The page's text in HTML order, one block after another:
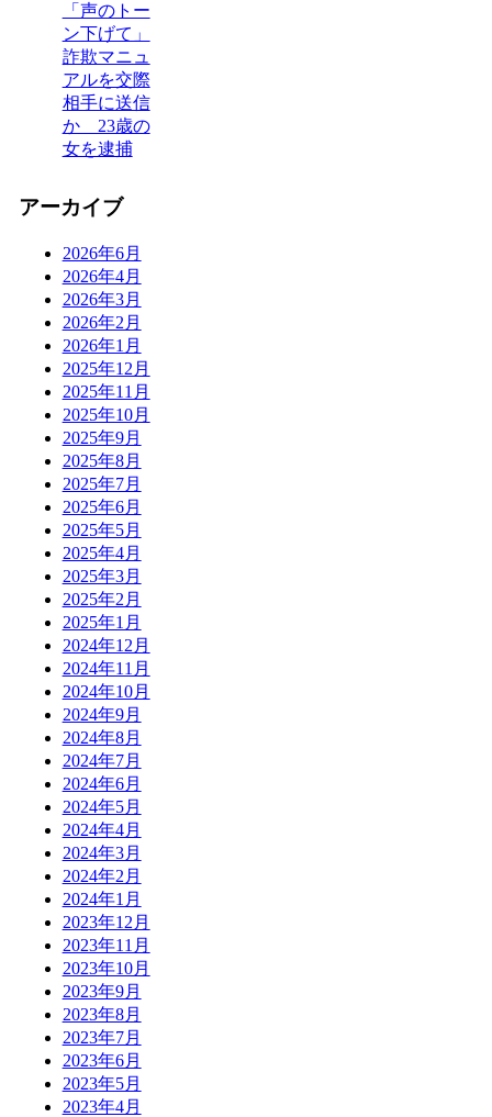
「声のトー
ン下げて」
詐欺マニュ
アルを交際
相手に送信
か 23歳の
女を逮捕
アーカイブ
2026年6月
2026年4月
2026年3月
2026年2月
2026年1月
2025年12月
2025年11月
2025年10月
2025年9月
2025年8月
2025年7月
2025年6月
2025年5月
2025年4月
2025年3月
2025年2月
2025年1月
2024年12月
2024年11月
2024年10月
2024年9月
2024年8月
2024年7月
2024年6月
2024年5月
2024年4月
2024年3月
2024年2月
2024年1月
2023年12月
2023年11月
2023年10月
2023年9月
2023年8月
2023年7月
2023年6月
2023年5月
2023年4月